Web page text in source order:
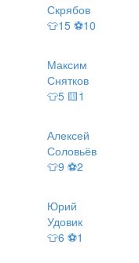
Скрябов
👕15 ⚽10
Максим
Снятков
👕5 🟨1
Алексей
Соловьёв
👕9 ⚽2
Юрий
Удовик
👕6 ⚽1